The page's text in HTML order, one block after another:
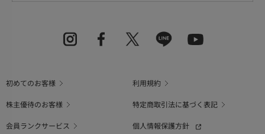
初めてのお客様
利用規約
株主優待のお客様
特定商取引法に基づく表記
会員ランクサービス
個人情報保護方針